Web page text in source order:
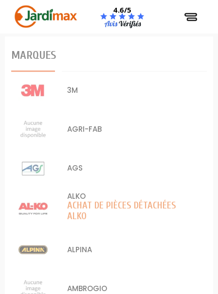
4.6/5
MARQUES
3M
AGRI-FAB
AGS
ALKO
ACHAT DE PIÈCES DÉTACHÉES
ALKO
ALPINA
AMBROGIO
Panneau de gestion des cookies